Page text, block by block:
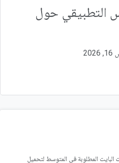
التطبيقي حول
المطلوبة في المتوسط لتحميل